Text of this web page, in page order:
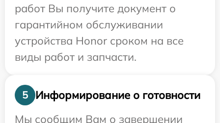
работ Вы получите документ о
гарантийном обслуживании
устройства Honor сроком на все
виды работ и запчасти.
5
Информирование о готовности
Мы сообщим Вам о завершении